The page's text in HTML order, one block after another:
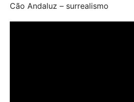
Cão Andaluz – surrealismo